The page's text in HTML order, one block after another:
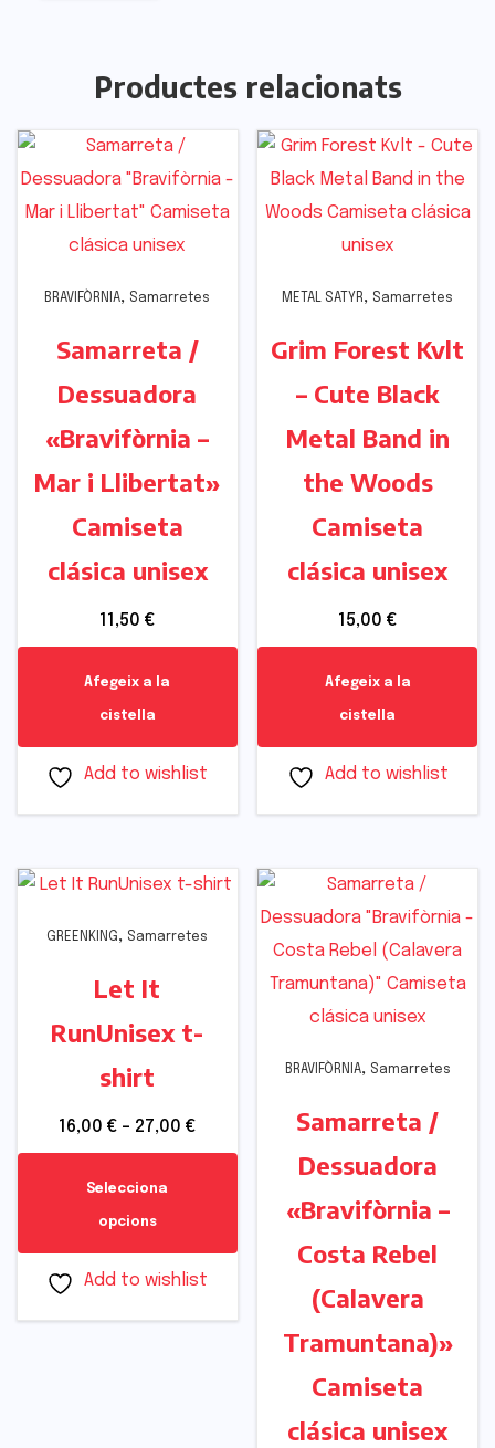
Productes relacionats
BRAVIFÒRNIA, Samarretes
Samarreta /
Dessuadora
«Bravifòrnia –
Mar i Llibertat»
Camiseta
clásica unisex
11,50€
Afegeix a la
cistella
Add to wishlist
METAL SATYR, Samarretes
Grim Forest Kvlt
– Cute Black
Metal Band in
the Woods
Camiseta
clásica unisex
15,00€
Afegeix a la
cistella
Add to wishlist
GREENKING, Samarretes
Let It
RunUnisex t-
shirt
16,00€ – 27,00€
Selecciona
opcions
Add to wishlist
BRAVIFÒRNIA, Samarretes
Samarreta /
Dessuadora
«Bravifòrnia –
Costa Rebel
(Calavera
Tramuntana)»
Camiseta
clásica unisex